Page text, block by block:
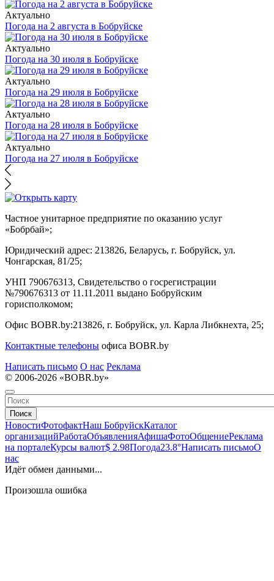
Актуально
Погода на 2 августа в Бобруйске
Актуально
Погода на 30 июля в Бобруйске
Актуально
Погода на 29 июля в Бобруйске
Актуально
Погода на 28 июля в Бобруйске
Актуально
Погода на 27 июля в Бобруйске
Частное унитарное предприятие по оказанию услуг
«Бобрбай»;
Юридический адрес: 213826, Беларусь, г. Бобруйск, ул.
Чонгарская, 81/25;
УНП 790676313, Свидетельство о госрегистрации
№790676313 от 11.11.2011 выдано Бобруйским
горисполкомом;
Офис BOBR.by:213826, г. Бобруйск, ул. Карла Либкнехта, 25;
Контактные телефоны офиса BOBR.by
Написать письмо О нас Реклама
© 2006-2026 «BOBR.by»
Поиск
НовостиФотофактНаш БобруйскКаталог
организацийРаботаОбъявленияАфишаФотоОбщениеРеклама
на порталеКурсы валют$ 2.98Погода23.8°Написать письмоО
нас
Идёт обмен данными...
Произошла ошибка